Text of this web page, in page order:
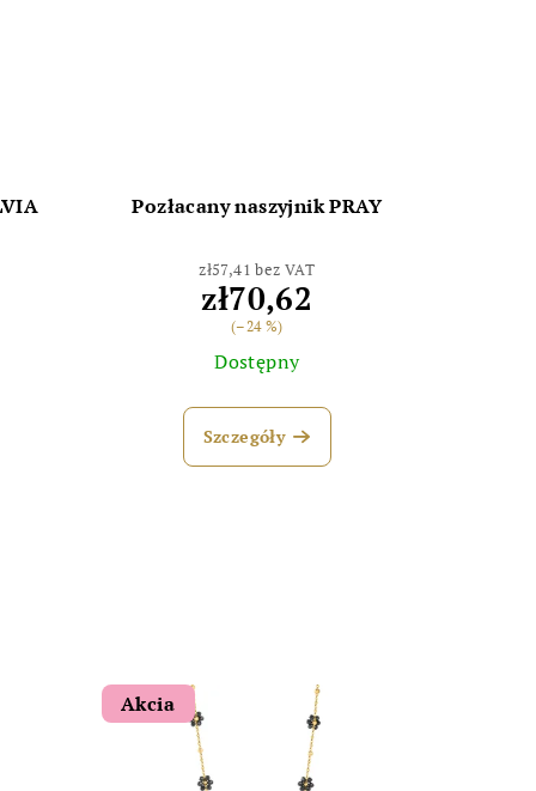
Pozłacany naszyjnik PRAY
zł57,41 bez VAT
zł70,62
(–24 %)
Dostępny
Szczegóły
Akcia